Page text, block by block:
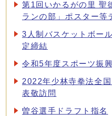
第1回いかるがの里 聖
ランの部」ポスター等
3人制バスケットボー
定締結
令和5年度スポーツ振
2022年少林寺拳法全
表敬訪問
曽谷選手ドラフト指名